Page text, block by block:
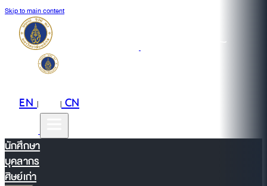
Skip to main content
EN| |CN
นักศึกษา
บุคลากร
ศิษย์เก่า